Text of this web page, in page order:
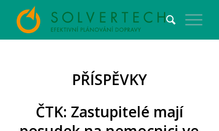
PŘÍSPĚVKY
ČTK: Zastupitelé mají